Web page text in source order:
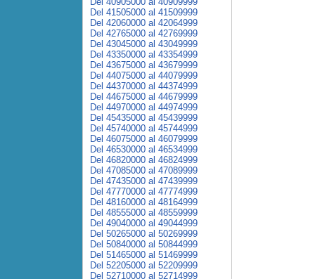
Del 41505000 al 41509999
Del 42060000 al 42064999
Del 42765000 al 42769999
Del 43045000 al 43049999
Del 43350000 al 43354999
Del 43675000 al 43679999
Del 44075000 al 44079999
Del 44370000 al 44374999
Del 44675000 al 44679999
Del 44970000 al 44974999
Del 45435000 al 45439999
Del 45740000 al 45744999
Del 46075000 al 46079999
Del 46530000 al 46534999
Del 46820000 al 46824999
Del 47085000 al 47089999
Del 47435000 al 47439999
Del 47770000 al 47774999
Del 48160000 al 48164999
Del 48555000 al 48559999
Del 49040000 al 49044999
Del 50265000 al 50269999
Del 50840000 al 50844999
Del 51465000 al 51469999
Del 52205000 al 52209999
Del 52710000 al 52714999